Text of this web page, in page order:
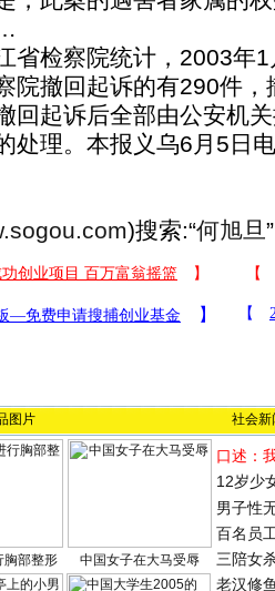
检察院统计，2003年1
院撤回起诉的有290件
回起诉后全部由公安机
处理。本报义乌6月5日电
)搜索:“何旭旦
图片 社会新
胸部整形 中国女子在大马受辱
口述：
12岁少
男子性
百名员
三陪女
老汉修